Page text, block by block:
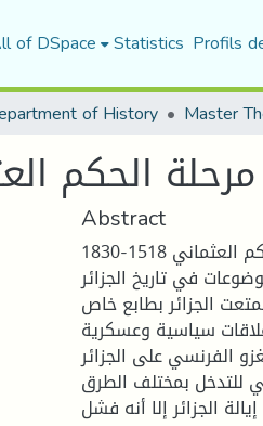
of DSpace Statistics Profils
of History Master
العثماني
Abstract
يعد موضوع علاقة الجزائر بالباب العالي خلال فترة الحكم العثماني 1518-1830
في تاريخ الجزائر.
الجزائر بطابع خاص
سياسية وعسكرية
الفرنسي على الجزائر
للتدخل بمختلف الطرق